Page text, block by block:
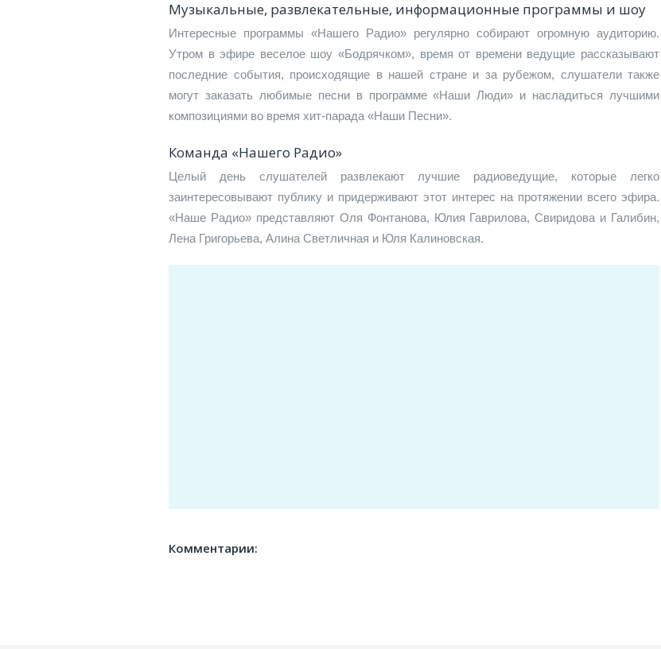
Музыкальные, развлекательные, информационные программы и шоу
Интересные программы «Нашего Радио» регулярно собирают огромную аудиторию.
Утром в эфире веселое шоу «Бодрячком», время от времени ведущие рассказывают
последние события, происходящие в нашей стране и за рубежом, слушатели также
могут заказать любимые песни в программе «Наши Люди» и насладиться лучшими
композициями во время хит-парада «Наши Песни».
Команда «Нашего Радио»
Целый день слушателей развлекают лучшие радиоведущие, которые легко
заинтересовывают публику и придерживают этот интерес на протяжении всего эфира.
«Наше Радио» представляют Оля Фонтанова, Юлия Гаврилова, Свиридова и Галибин,
Лена Григорьева, Алина Светличная и Юля Калиновская.
Комментарии: